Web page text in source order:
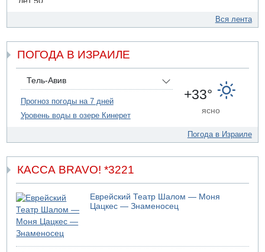
Сын экс-депутата от партии ШАС арестован за
09.08.2026 19:36
16-летний подросток разбился насмерть при падении
09.08.2026 19:13
16-летний подросток упал со скалы в районе пещеры
Кешет (Верхняя Галилея)
Двое погибших при столкновении автомобилей на 1
Вся лента
ПОГОДА В ИЗРАИЛЕ
Тель-Авив
Прогноз погоды на 7 дней
Уровень воды в озере Кинерет
+33°
ясно
Погода в Израиле
КАССА BRAVO! *3221
Еврейский Театр Шалом — Моня
Цацкес — Знаменосец